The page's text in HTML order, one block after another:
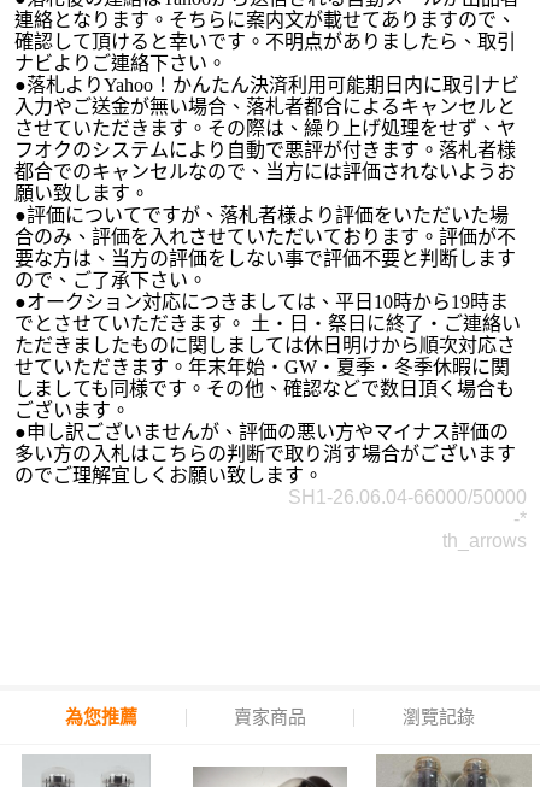
連絡となります。そちらに案内文が載せてありますので、
確認して頂けると幸いです。不明点がありましたら、取引
ナビよりご連絡下さい。
●落札よりYahoo！かんたん決済利用可能期日内に取引ナビ
入力やご送金が無い場合、落札者都合によるキャンセルと
させていただきます。その際は、繰り上げ処理をせず、ヤ
フオクのシステムにより自動で悪評が付きます。落札者様
都合でのキャンセルなので、当方には評価されないようお
願い致します。
●評価についてですが、落札者様より評価をいただいた場
合のみ、評価を入れさせていただいております。評価が不
要な方は、当方の評価をしない事で評価不要と判断します
ので、ご了承下さい。
●オークション対応につきましては、平日10時から19時ま
でとさせていただきます。 土・日・祭日に終了・ご連絡い
ただきましたものに関しましては休日明けから順次対応さ
せていただきます。年末年始・GW・夏季・冬季休暇に関
しましても同様です。その他、確認などで数日頂く場合も
ございます。
●申し訳ございませんが、評価の悪い方やマイナス評価の
多い方の入札はこちらの判断で取り消す場合がございます
のでご理解宜しくお願い致します。
SH1-26.06.04-66000/50000
-*
th_arrows
為您推薦 賣家商品 瀏覽記錄